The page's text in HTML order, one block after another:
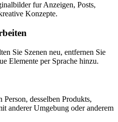
fur Anzeigen, Posts,
Konzepte.
Sie Szenen neu, entfernen Sie
Elemente per Sprache hinzu.
Person, desselben Produkts,
anderer Umgebung oder anderem